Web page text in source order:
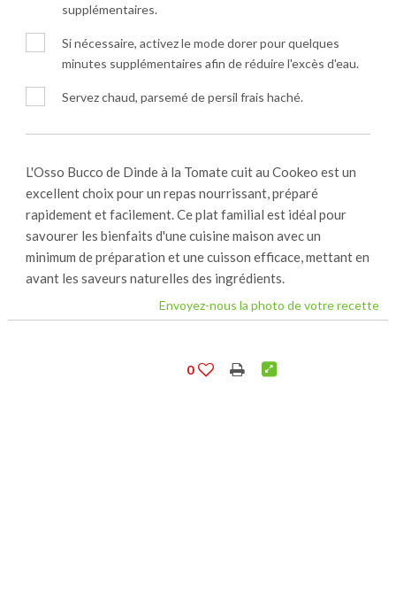
supplémentaires.
Si nécessaire, activez le mode dorer pour quelques
minutes supplémentaires afin de réduire l'excès d'eau.
Servez chaud, parsemé de persil frais haché.
L'Osso Bucco de Dinde à la Tomate cuit au Cookeo est un
excellent choix pour un repas nourrissant, préparé
rapidement et facilement. Ce plat familial est idéal pour
savourer les bienfaits d'une cuisine maison avec un
minimum de préparation et une cuisson efficace, mettant en
avant les saveurs naturelles des ingrédients.
Envoyez-nous la photo de votre recette
0